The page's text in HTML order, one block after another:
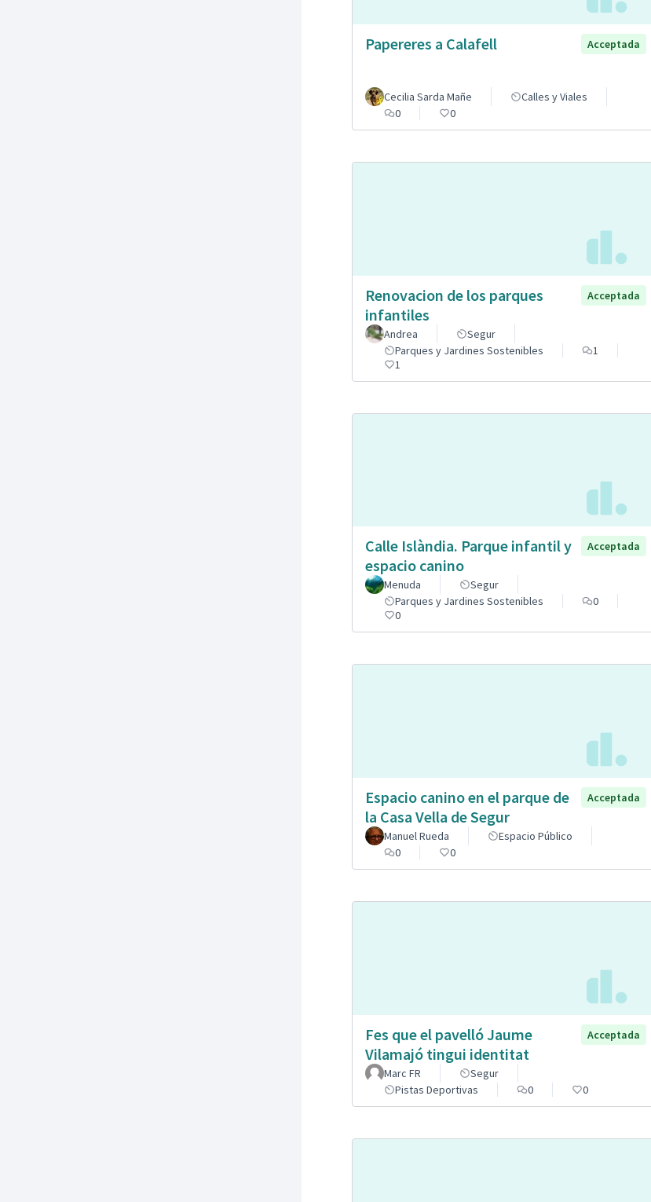
Papereres a Calafell Acceptada
Cecilia Sarda Mañe
Calles y Viales
0
0
Renovacion de los parques
infantiles
Acceptada
Andrea
Segur
Parques y Jardines Sostenibles
1
1
Calle Islàndia. Parque infantil y
espacio canino
Acceptada
Menuda
Segur
Parques y Jardines Sostenibles
0
0
Espacio canino en el parque de
la Casa Vella de Segur
Acceptada
Manuel Rueda
Espacio Público
0
0
Fes que el pavelló Jaume
Vilamajó tingui identitat
Acceptada
Marc FR
Segur
Pistas Deportivas
0 0